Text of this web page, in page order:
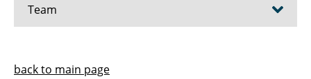
Team
back to main page